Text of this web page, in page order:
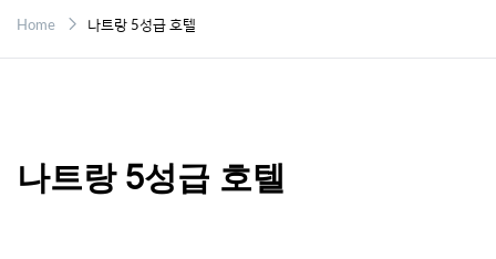
Home 나트랑 5성급 호텔
나트랑 5성급 호텔